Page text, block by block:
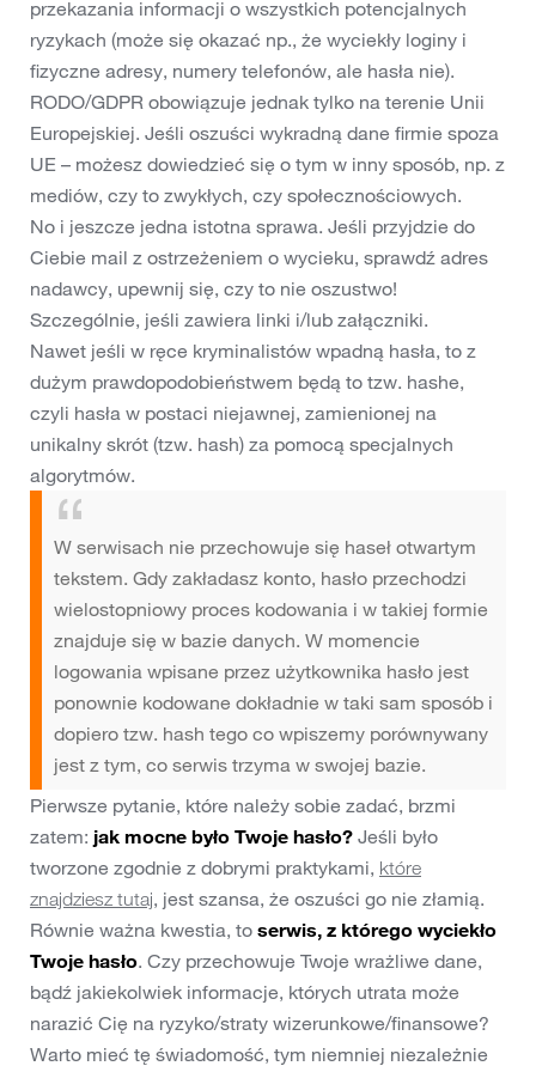
przekazania informacji o wszystkich potencjalnych
ryzykach (może się okazać np., że wyciekły loginy i
fizyczne adresy, numery telefonów, ale hasła nie).
RODO/GDPR obowiązuje jednak tylko na terenie Unii
Europejskiej. Jeśli oszuści wykradną dane firmie spoza
UE – możesz dowiedzieć się o tym w inny sposób, np. z
mediów, czy to zwykłych, czy społecznościowych.
No i jeszcze jedna istotna sprawa. Jeśli przyjdzie do
Ciebie mail z ostrzeżeniem o wycieku, sprawdź adres
nadawcy, upewnij się, czy to nie oszustwo!
Szczególnie, jeśli zawiera linki i/lub załączniki.
Nawet jeśli w ręce kryminalistów wpadną hasła, to z
dużym prawdopodobieństwem będą to tzw. hashe,
czyli hasła w postaci niejawnej, zamienionej na
unikalny skrót (tzw. hash) za pomocą specjalnych
algorytmów.
W serwisach nie przechowuje się haseł otwartym
tekstem. Gdy zakładasz konto, hasło przechodzi
wielostopniowy proces kodowania i w takiej formie
znajduje się w bazie danych. W momencie
logowania wpisane przez użytkownika hasło jest
ponownie kodowane dokładnie w taki sam sposób i
dopiero tzw. hash tego co wpiszemy porównywany
jest z tym, co serwis trzyma w swojej bazie.
Pierwsze pytanie, które należy sobie zadać, brzmi
zatem: jak mocne było Twoje hasło? Jeśli było
tworzone zgodnie z dobrymi praktykami, które
znajdziesz tutaj, jest szansa, że oszuści go nie złamią.
Równie ważna kwestia, to serwis, z którego wyciekło
Twoje hasło. Czy przechowuje Twoje wrażliwe dane,
bądź jakiekolwiek informacje, których utrata może
narazić Cię na ryzyko/straty wizerunkowe/finansowe?
Warto mieć tę świadomość, tym niemniej niezależnie